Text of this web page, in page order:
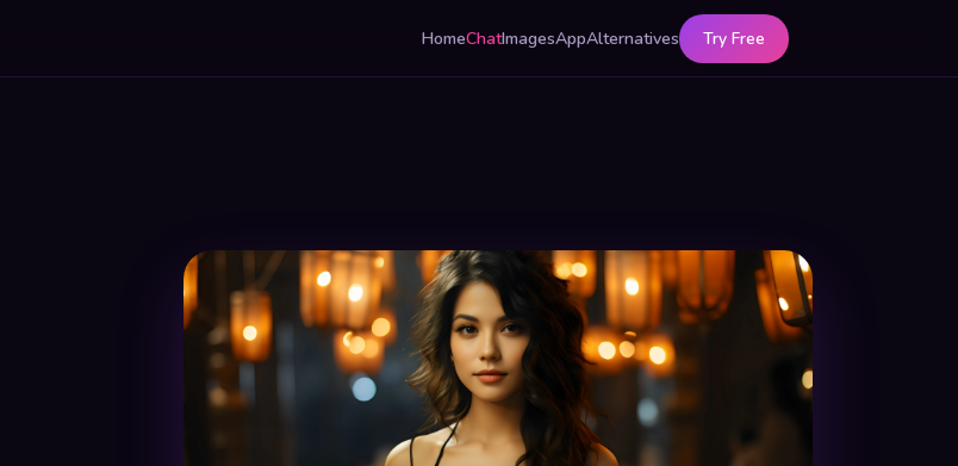
HomeChatImagesAppAlternatives Try Free